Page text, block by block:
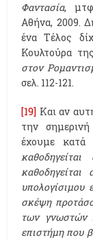
Φαντασία,
Αθήνα, 2009.
ένα Τέλος
Κουλτούρα
στον
σελ. 112-121.
[19] Και αν
την
έχουμε κατά
σκέψη
των γνωστών
επιστήμη που